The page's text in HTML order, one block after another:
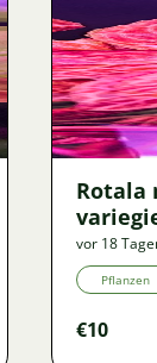
Rotala
vor 18
Pflanzen
€10